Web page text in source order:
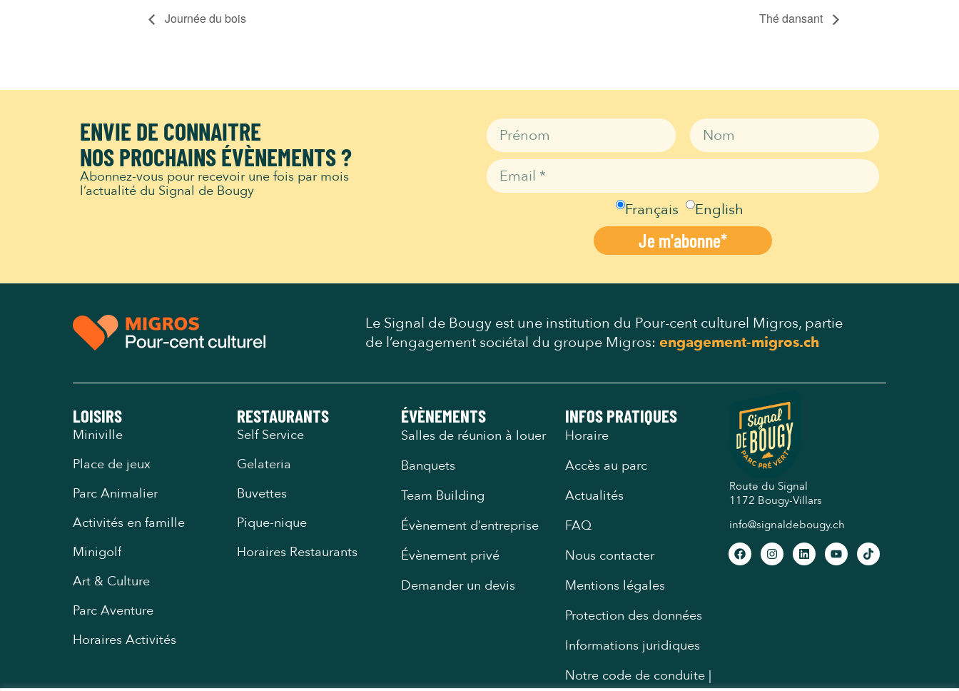
Journée du bois Thé dansant
ENVIE DE CONNAITRE
NOS PROCHAINS ÉVÈNEMENTS ?
Abonnez-vous pour recevoir une fois par mois
l’actualité du Signal de Bougy
Français English
Je m'abonne*
Le Signal de Bougy est une institution du Pour-cent culturel Migros, partie
de l’engagement sociétal du groupe Migros: engagement-migros.ch
LOISIRS
Miniville
Place de jeux
Parc Animalier
Activités en famille
Minigolf
Art & Culture
Parc Aventure
Horaires Activités
RESTAURANTS
Self Service
Gelateria
Buvettes
Pique-nique
Horaires Restaurants
ÉVÈNEMENTS
Salles de réunion à louer
Banquets
Team Building
Évènement d’entreprise
Évènement privé
Demander un devis
INFOS PRATIQUES
Horaire
Accès au parc
Actualités
FAQ
Nous contacter
Mentions légales
Protection des données
Informations juridiques
Notre code de conduite |
Route du Signal
1172 Bougy-Villars
info@signaldebougy.ch